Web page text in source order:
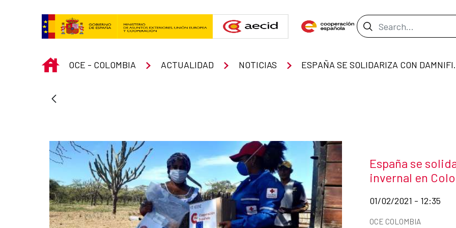
Search Bar
INICIO
OCE - COLOMBIA ACTUALIDAD NOTICIAS ESPAÑA SE
News title
España se
invernal en
Date of publication of
01/02/2021 - 12:35
News categories
OCE COLOMBIA